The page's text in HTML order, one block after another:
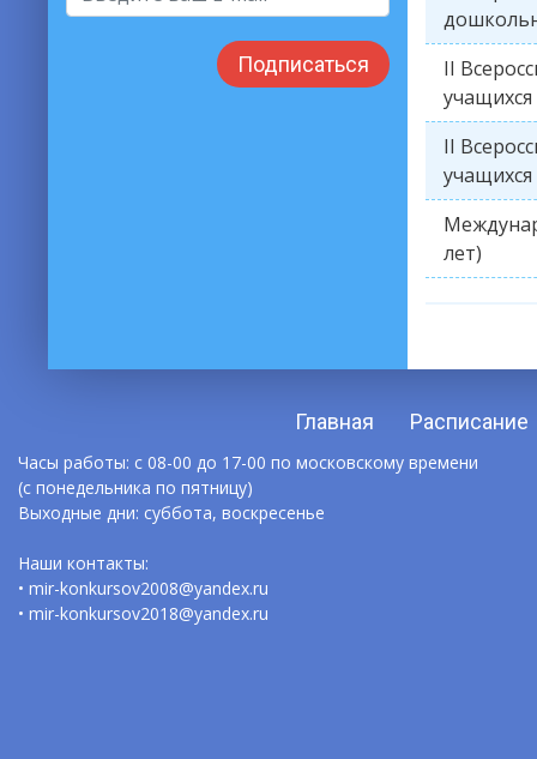
Подписаться
II
учащихся
II
учащихся
лет)
Главная Расписание
Часы работы: с 08-00 до 17-00 по московскому времени
(с понедельника по пятницу)
Выходные дни: суббота, воскресенье
Наши контакты:
• mir-konkursov2008@yandex.ru
• mir-konkursov2018@yandex.ru